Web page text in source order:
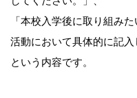
「本校入学後に取り組み
活動において具体的に記入
という内容です。